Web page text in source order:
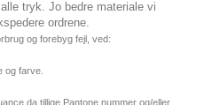
tryk. Jo bedre materiale vi
ordrene.
og forebyg fejl, ved:
og farve.
da tillige Pantone nummer og/eller